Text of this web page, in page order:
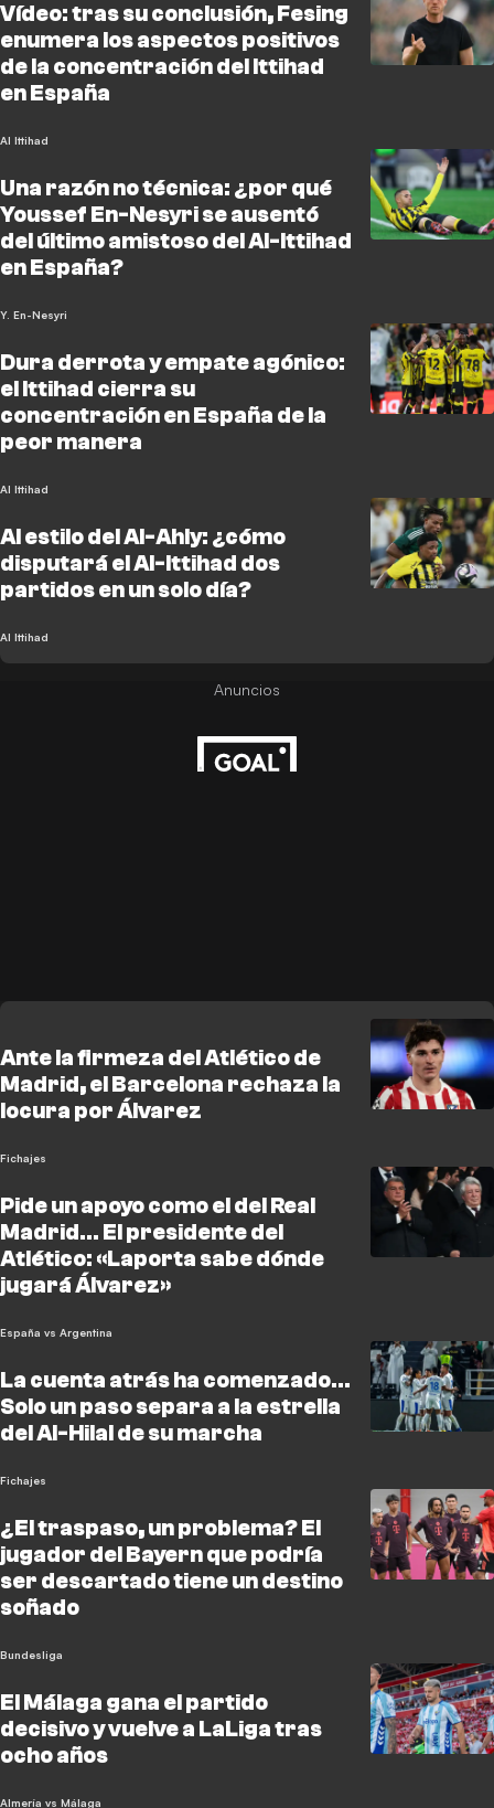
Vídeo: tras su conclusión, Fesing
enumera los aspectos positivos
de la concentración del Ittihad
en España
Al Ittihad
Una razón no técnica: ¿por qué
Youssef En-Nesyri se ausentó
del último amistoso del Al-Ittihad
en España?
Y. En-Nesyri
Dura derrota y empate agónico:
el Ittihad cierra su
concentración en España de la
peor manera
Al Ittihad
Al estilo del Al-Ahly: ¿cómo
disputará el Al-Ittihad dos
partidos en un solo día?
Al Ittihad
Ante la firmeza del Atlético de
Madrid, el Barcelona rechaza la
locura por Álvarez
Fichajes
Pide un apoyo como el del Real
Madrid... El presidente del
Atlético: «Laporta sabe dónde
jugará Álvarez»
España vs Argentina
La cuenta atrás ha comenzado...
Solo un paso separa a la estrella
del Al-Hilal de su marcha
Fichajes
¿El traspaso, un problema? El
jugador del Bayern que podría
ser descartado tiene un destino
soñado
Bundesliga
El Málaga gana el partido
decisivo y vuelve a LaLiga tras
ocho años
Almería vs Málaga